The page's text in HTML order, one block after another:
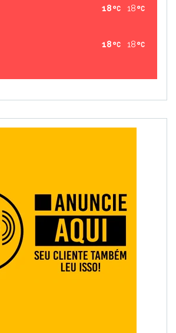
18
18
18
18